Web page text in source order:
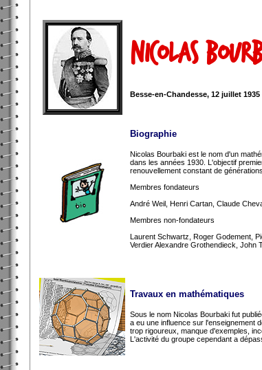
Nicolas
Besse-en-Chandesse, 12 juillet
Biographie
Nicolas Bourbaki est le nom d'un
dans les années 1930. L'objectif
renouvellement constant de générations.
Membres fondateurs
André Weil, Henri Cartan, Claude
Membres non-fondateurs
Laurent Schwartz, Roger Godement,
Verdier Alexandre Grothendieck, John
Travaux en mathématiques
Sous le nom Nicolas Bourbaki fut
a eu une influence sur l'enseignement
trop rigoureux, manque d'exemples,
L'activité du groupe cependant a